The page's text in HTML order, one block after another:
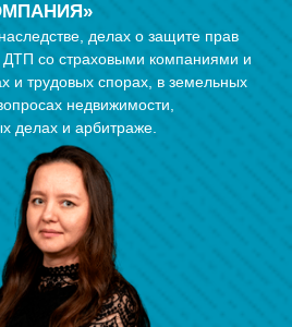
беҙ
делах о защите прав
ДТП со страховыми компаниями и
и трудовых спорах, в земельных
недвижимости,
делах и арбитраже.